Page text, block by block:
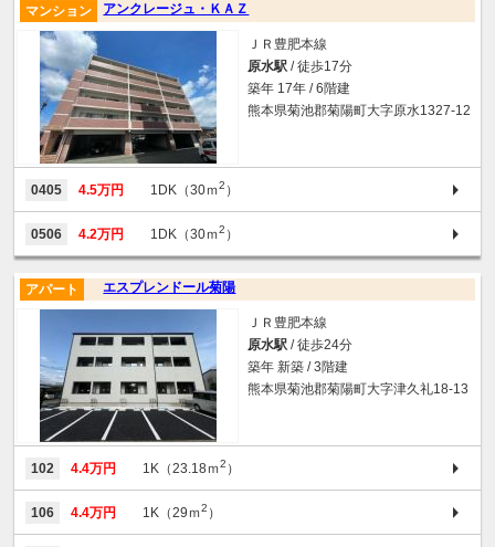
アンクレージュ・ＫＡＺ
マンション
ＪＲ豊肥本線
原水駅 / 徒歩17分
築年 17年 / 6階建
熊本県菊池郡菊陽町大字原水1327-12
0405 4.5万円 1DK（30ｍ2 ）
0506 4.2万円 1DK（30ｍ2 ）
エスプレンドール菊陽
アパート
ＪＲ豊肥本線
原水駅 / 徒歩24分
築年 新築 / 3階建
熊本県菊池郡菊陽町大字津久礼18-13
102 4.4万円 1K（23.18ｍ2 ）
106 4.4万円 1K（29ｍ2 ）